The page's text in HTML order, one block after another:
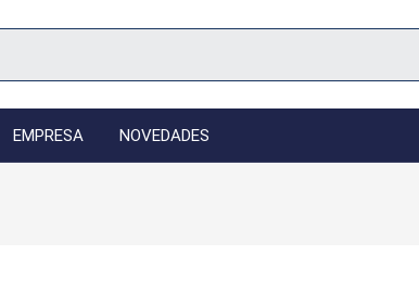
EMPRESA NOVEDADES